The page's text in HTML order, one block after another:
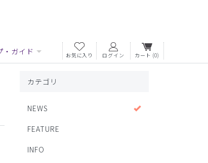
・ガイド お気に入り ログイン カート (0)
カテゴリ
NEWS
FEATURE
INFO